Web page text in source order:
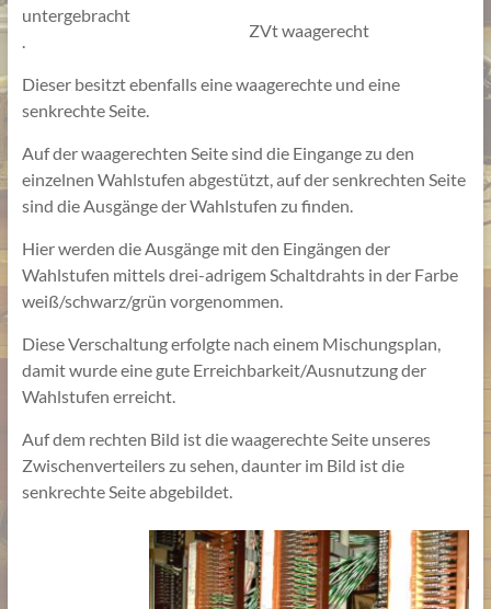
ZVt waagerecht
untergebracht
Dieser besitzt ebenfalls eine waagerechte und eine
senkrechte Seite.
Auf der waagerechten Seite sind die Eingange zu den
einzelnen Wahlstufen abgestützt, auf der senkrechten Seite
sind die Ausgänge der Wahlstufen zu finden.
Hier werden die Ausgänge mit den Eingängen der
Wahlstufen mittels drei-adrigem Schaltdrahts in der Farbe
weiß/schwarz/grün vorgenommen.
Diese Verschaltung erfolgte nach einem Mischungsplan,
damit wurde eine gute Erreichbarkeit/Ausnutzung der
Wahlstufen erreicht.
Auf dem rechten Bild ist die waagerechte Seite unseres
Zwischenverteilers zu sehen, daunter im Bild ist die
senkrechte Seite abgebildet.